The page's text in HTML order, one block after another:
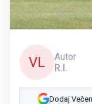
VL
Autor
R.I.
Dodaj